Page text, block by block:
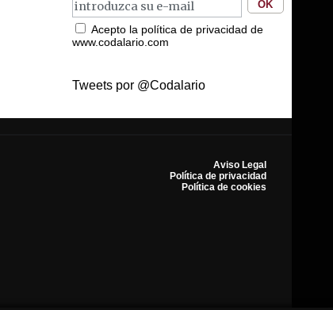
Acepto la política de privacidad de
www.codalario.com
Tweets por @Codalario
Aviso Legal
Política de privacidad
Política de cookies